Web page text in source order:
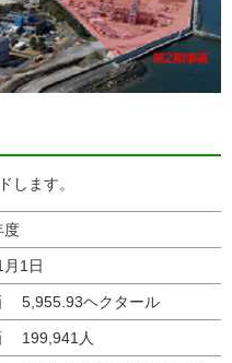
します。
度
1日
5,955.93ヘクタール
199,941人